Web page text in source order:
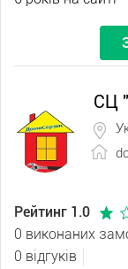
СЦ
Рейтинг 1.0
0 виконаних
0 відгуків